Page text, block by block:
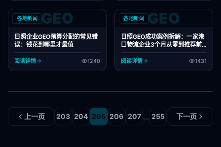
各地新闻 GEO
日照企业GEO预算分配的常见错
误：钱花到哪里才最值
阅读详情 1240
各地新闻 GEO
日照GEO成功案例拆解：一家港
口物流企业3个月从零到推荐前
三的路径
阅读详情 1431
上一页 203 204 205 206 207 ... 255 下一页